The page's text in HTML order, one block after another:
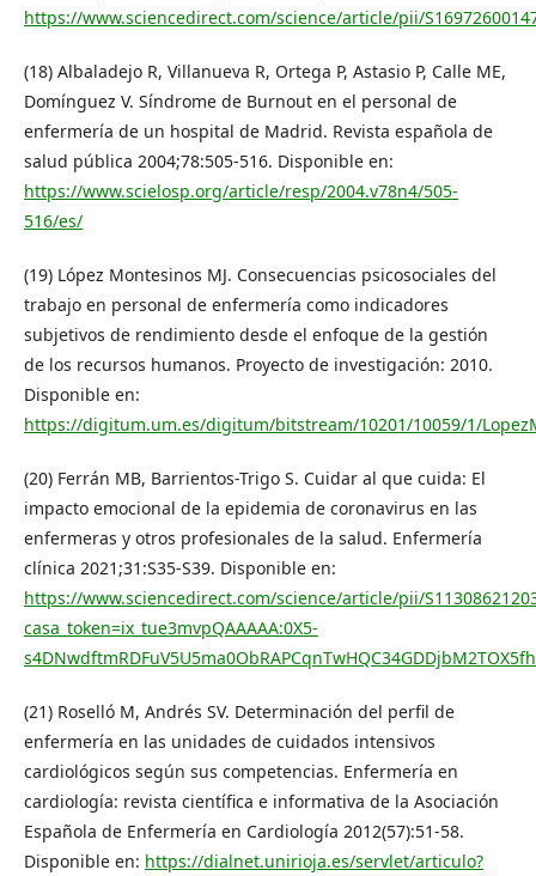
https://www.sciencedirect.com/science/article/pii/
(18) Albaladejo R, Villanueva R, Ortega P, Astasio P, Calle ME,
Domínguez V. Síndrome de Burnout en el personal de
enfermería de un hospital de Madrid. Revista española de
salud pública 2004;78:505-516. Disponible en:
https://www.scielosp.org/article/resp/2004.v78n4/505-
516/es/
(19) López Montesinos MJ. Consecuencias psicosociales del
trabajo en personal de enfermería como indicadores
subjetivos de rendimiento desde el enfoque de la gestión
de los recursos humanos. Proyecto de investigación: 2010.
Disponible en:
https://digitum.um.es/digitum/bitstream/10201/10059/1/
(20) Ferrán MB, Barrientos-Trigo S. Cuidar al que cuida: El
impacto emocional de la epidemia de coronavirus en las
enfermeras y otros profesionales de la salud. Enfermería
clínica 2021;31:S35-S39. Disponible en:
https://www.sciencedirect.com/science/article/pii/
casa_token=ix_tue3mvpQAAAAA:0X5-
(21) Roselló M, Andrés SV. Determinación del perfil de
enfermería en las unidades de cuidados intensivos
cardiológicos según sus competencias. Enfermería en
cardiología: revista científica e informativa de la Asociación
Española de Enfermería en Cardiología 2012(57):51-58.
Disponible en: https://dialnet.unirioja.es/servlet/articulo?